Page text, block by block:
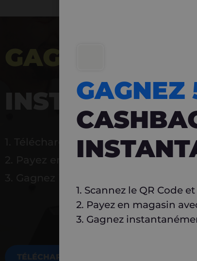
GAGNEZ 5%
INSTANTANÉ
1. Téléchargez Carlo
2. Payez en magasin avec
TÉLÉCHARGEZ MAINTENANT
GAGNEZ
1. Scannez le QR Code
2. Payez en magasin
3. Gagnez